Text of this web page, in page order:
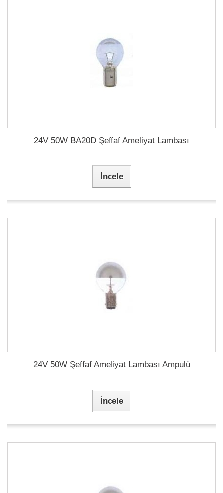
24V 50W BA20D Şeffaf Ameliyat Lambası
İncele
24V 50W Şeffaf Ameliyat Lambası Ampulü
İncele